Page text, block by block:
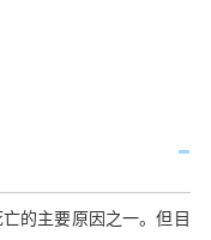
亡的主要原因之一。但目